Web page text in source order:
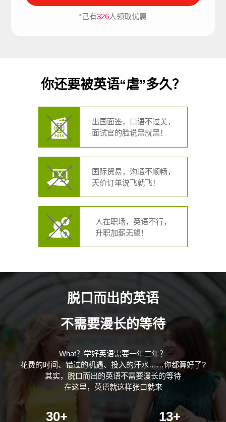
*己有326人领取优惠
你还要被英语“虐”多久？
出国面签，口语不过关，
面试官的脸说黑就黑！
国际贸易，沟通不顺畅，
天价订单说飞就飞！
人在职场，英语不行，
升职加薪无望！
脱口而出的英语
不需要漫长的等待
What？学好英语需要一年二年？
花费的时间、错过的机遇、投入的汗水……你都算好了?
其实，脱口而出的英语不需要漫长的等待
在这里，英语就这样张口就来
30+ 13+